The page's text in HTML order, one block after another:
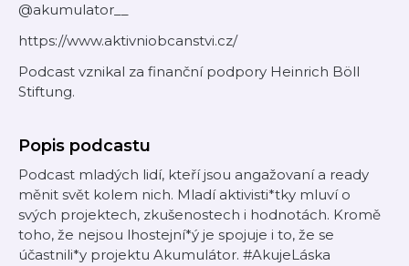
@akumulator__
https://www.aktivniobcanstvi.cz/
Podcast vznikal za finanční podpory Heinrich Böll
Stiftung.
Popis podcastu
Podcast mladých lidí, kteří jsou angažovaní a ready
měnit svět kolem nich. Mladí aktivisti*tky mluví o
svých projektech, zkušenostech i hodnotách. Kromě
toho, že nejsou lhostejní*ý je spojuje i to, že se
účastnili*y projektu Akumulátor. #AkujeLáska